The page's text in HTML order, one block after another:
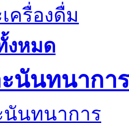
ครื่องดื่ม
งหมด
นันทนาการ